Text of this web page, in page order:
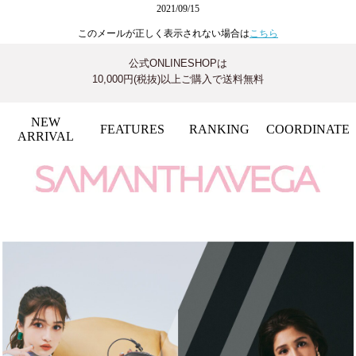
2021/09/15
このメールが正しく表示されない場合はこちら
公式ONLINESHOPは
10,000円(税抜)以上ご購入で送料無料
NEW
ARRIVAL
FEATURES RANKING COORDINATE